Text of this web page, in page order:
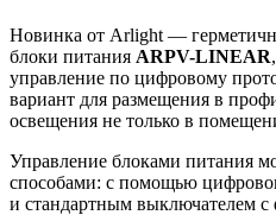
Новинка от Arlight —
блоки питания ARPV-LINEAR
управление по цифровому
вариант для размещения в
освещения не только в
Управление блоками питания
способами: с помощью
и стандартным выключателем